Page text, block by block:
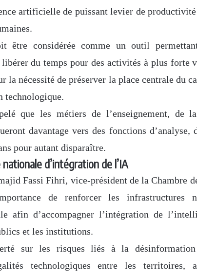
artificielle de puissant levier de
être considérée comme un outil
du temps pour des activités à plus forte
la nécessité de préserver la place centrale du
technologique.
que les métiers de l’enseignement, de
davantage vers des fonctions d’analyse,
pour autant disparaître.
d’intégration de l’IA
Fassi Fihri, vice-président de la Chambre
de renforcer les infrastructures
afin d’accompagner l’intégration de
et les institutions.
sur les risques liés à la
technologiques entre les territoires,